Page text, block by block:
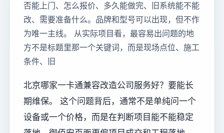
否能上门、怎么报价、多久能做完、旧系统能不能
改、需要准备什么。品牌和型号可以出现，但不作
为唯一主线。 从实际项目看，最容易出问题的地
方不是标题里那一个关键词，而是现场点位、施工
条件、旧
北京哪家一卡通兼容改造公司服务好？要能长
期维保。 这个问题背后，通常不是单纯问一个
设备或一个价格，而是在判断项目能不能稳定